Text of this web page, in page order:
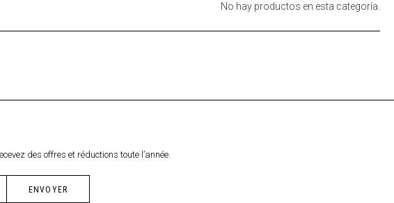
No hay productos en esta categoría.
des offres et réductions toute l’année.